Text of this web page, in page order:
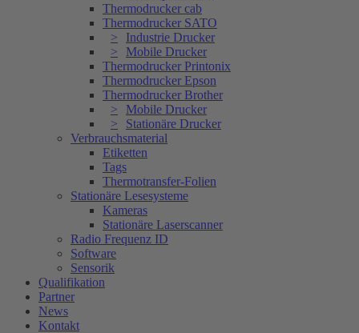
Thermodrucker cab
Thermodrucker SATO
Industrie Drucker
Mobile Drucker
Thermodrucker Printonix
Thermodrucker Epson
Thermodrucker Brother
Mobile Drucker
Stationäre Drucker
Verbrauchsmaterial
Etiketten
Tags
Thermotransfer-Folien
Stationäre Lesesysteme
Kameras
Stationäre Laserscanner
Radio Frequenz ID
Software
Sensorik
Qualifikation
Partner
News
Kontakt